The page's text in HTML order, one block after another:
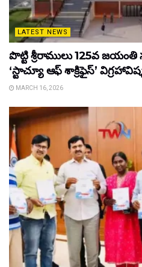
LATEST NEWS
పొట్టి శ్రీరాములు 125వ
‘స్టాచ్యూ ఆఫ్ శాక్రిఫైస్’
MARCH 16, 2026